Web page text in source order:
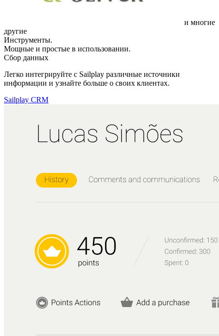
и многие
другие
Инструменты.
Мощные и простые в использовании.
Сбор данных
Легко интегрируйте с Sailplay различные источники
информации и узнайте больше о своих клиентах.
Sailplay CRM